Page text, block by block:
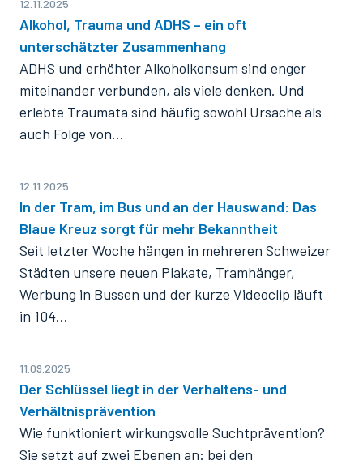
12.11.2025
Alkohol, Trauma und ADHS – ein oft
unterschätzter Zusammenhang
ADHS und erhöhter Alkoholkonsum sind enger
miteinander verbunden, als viele denken. Und
erlebte Traumata sind häufig sowohl Ursache als
auch Folge von…
12.11.2025
In der Tram, im Bus und an der Hauswand: Das
Blaue Kreuz sorgt für mehr Bekanntheit
Seit letzter Woche hängen in mehreren Schweizer
Städten unsere neuen Plakate, Tramhänger,
Werbung in Bussen und der kurze Videoclip läuft
in 104…
11.09.2025
Der Schlüssel liegt in der Verhaltens- und
Verhältnisprävention
Wie funktioniert wirkungsvolle Suchtprävention?
Sie setzt auf zwei Ebenen an: bei den